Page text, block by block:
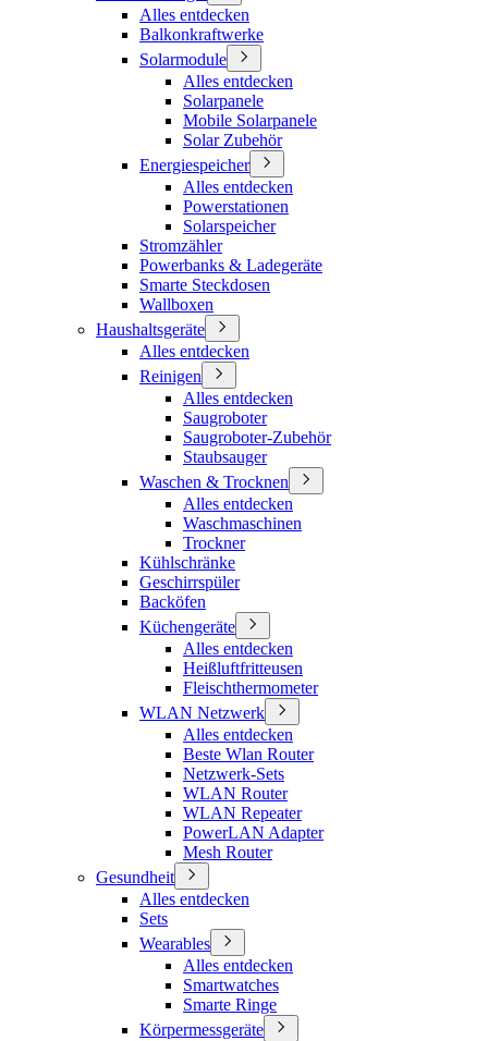
Alles entdecken
Balkonkraftwerke
Solarmodule
Alles entdecken
Solarpanele
Mobile Solarpanele
Solar Zubehör
Energiespeicher
Alles entdecken
Powerstationen
Solarspeicher
Stromzähler
Powerbanks & Ladegeräte
Smarte Steckdosen
Wallboxen
Haushaltsgeräte
Alles entdecken
Reinigen
Alles entdecken
Saugroboter
Saugroboter-Zubehör
Staubsauger
Waschen & Trocknen
Alles entdecken
Waschmaschinen
Trockner
Kühlschränke
Geschirrspüler
Backöfen
Küchengeräte
Alles entdecken
Heißluftfritteusen
Fleischthermometer
WLAN Netzwerk
Alles entdecken
Beste Wlan Router
Netzwerk-Sets
WLAN Router
WLAN Repeater
PowerLAN Adapter
Mesh Router
Gesundheit
Alles entdecken
Sets
Wearables
Alles entdecken
Smartwatches
Smarte Ringe
Körpermessgeräte